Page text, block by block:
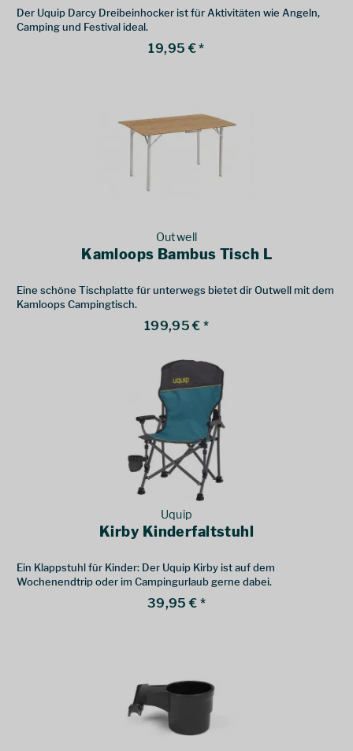
Der Uquip Darcy Dreibeinhocker ist für Aktivitäten wie Angeln,
Camping und Festival ideal.
19,95 € *
Outwell
Kamloops Bambus Tisch L
Eine schöne Tischplatte für unterwegs bietet dir Outwell mit dem
Kamloops Campingtisch.
199,95 € *
Uquip
Kirby Kinderfaltstuhl
Ein Klappstuhl für Kinder: Der Uquip Kirby ist auf dem
Wochenendtrip oder im Campingurlaub gerne dabei.
39,95 € *